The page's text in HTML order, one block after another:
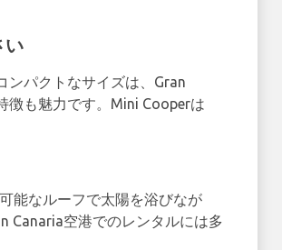
い
ンパクトなサイズは、Gran
徴も魅力です。Mini Cooperは
能なルーフで太陽を浴びなが
Canaria空港でのレンタルには多